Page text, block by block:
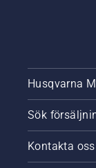
Husqvarna
Sök
Kontakta oss